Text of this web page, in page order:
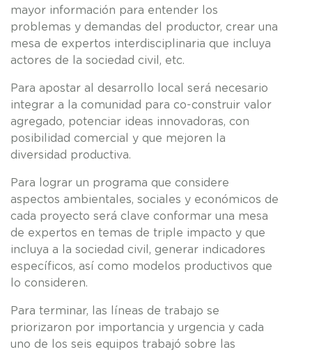
mayor información para entender los
problemas y demandas del productor, crear una
mesa de expertos interdisciplinaria que incluya
actores de la sociedad civil, etc.
Para apostar al desarrollo local será necesario
integrar a la comunidad para co-construir valor
agregado, potenciar ideas innovadoras, con
posibilidad comercial y que mejoren la
diversidad productiva.
Para lograr un programa que considere
aspectos ambientales, sociales y económicos de
cada proyecto será clave conformar una mesa
de expertos en temas de triple impacto y que
incluya a la sociedad civil, generar indicadores
específicos, así como modelos productivos que
lo consideren.
Para terminar, las líneas de trabajo se
priorizaron por importancia y urgencia y cada
uno de los seis equipos trabajó sobre las